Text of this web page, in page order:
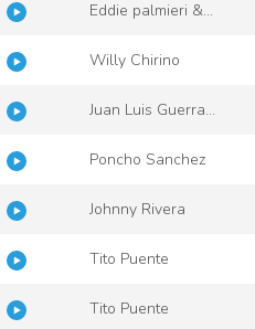
Eddie palmieri &
Rodriguez
Willy Chirino
Juan Luis Guerra
Poncho Sanchez
Johnny Rivera
Tito Puente
Tito Puente